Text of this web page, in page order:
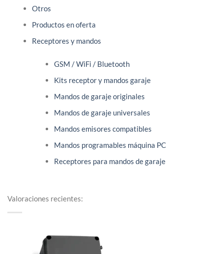
Otros
Productos en oferta
Receptores y mandos
GSM / WiFi / Bluetooth
Kits receptor y mandos garaje
Mandos de garaje originales
Mandos de garaje universales
Mandos emisores compatibles
Mandos programables máquina PC
Receptores para mandos de garaje
Valoraciones recientes: